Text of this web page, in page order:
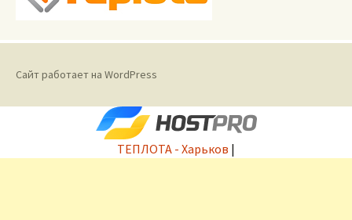
Сайт работает на WordPress
ТЕПЛОТА - Харьков |